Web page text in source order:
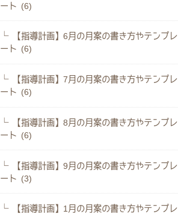
ート (6)
【指導計画】6月の月案の書き方やテンプレ
ート (6)
【指導計画】7月の月案の書き方やテンプレ
ート (6)
【指導計画】8月の月案の書き方やテンプレ
ート (6)
【指導計画】9月の月案の書き方やテンプレ
ート (3)
【指導計画】1月の月案の書き方やテンプレ